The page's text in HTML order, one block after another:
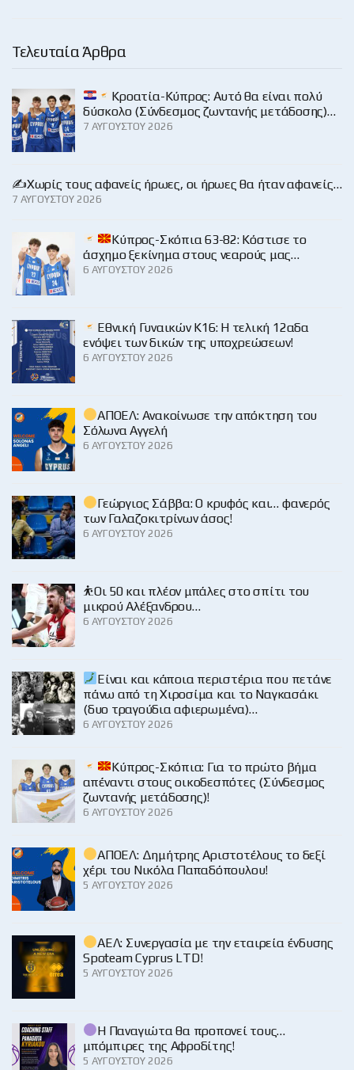
Τελευταία Άρθρα
Κροατία-Κύπρος: Αυτό θα είναι πολύ
δύσκολο (Σύνδεσμος ζωντανής μετάδοσης)…
7 ΑΥΓΟΎΣΤΟΥ 2026
✍️Χωρίς τους αφανείς ήρωες, οι ήρωες θα ήταν αφανείς…
7 ΑΥΓΟΎΣΤΟΥ 2026
Κύπρος-Σκόπια 63-82: Κόστισε το
άσχημο ξεκίνημα στους νεαρούς μας…
6 ΑΥΓΟΎΣΤΟΥ 2026
Εθνική Γυναικών Κ16: Η τελική 12αδα
ενόψει των δικών της υποχρεώσεων!
6 ΑΥΓΟΎΣΤΟΥ 2026
ΑΠΟΕΛ: Ανακοίνωσε την απόκτηση του
Σόλωνα Αγγελή
6 ΑΥΓΟΎΣΤΟΥ 2026
Γεώργιος Σάββα: Ο κρυφός και… φανερός
των Γαλαζοκιτρίνων άσος!
6 ΑΥΓΟΎΣΤΟΥ 2026
⛹️Οι 50 και πλέον μπάλες στο σπίτι του
μικρού Αλέξανδρου…
6 ΑΥΓΟΎΣΤΟΥ 2026
Είναι και κάποια περιστέρια που πετάνε
πάνω από τη Χιροσίμα και το Ναγκασάκι
(δυο τραγούδια αφιερωμένα)…
6 ΑΥΓΟΎΣΤΟΥ 2026
Κύπρος-Σκόπια: Για το πρώτο βήμα
απέναντι στους οικοδεσπότες (Σύνδεσμος
ζωντανής μετάδοσης)!
6 ΑΥΓΟΎΣΤΟΥ 2026
ΑΠΟΕΛ: Δημήτρης Αριστοτέλους το δεξί
χέρι του Νικόλα Παπαδόπουλου!
5 ΑΥΓΟΎΣΤΟΥ 2026
ΑΕΛ: Συνεργασία με την εταιρεία ένδυσης
Spoteam Cyprus LTD!
5 ΑΥΓΟΎΣΤΟΥ 2026
Η Παναγιώτα θα προπονεί τους…
μπόμπιρες της Αφροδίτης!
5 ΑΥΓΟΎΣΤΟΥ 2026